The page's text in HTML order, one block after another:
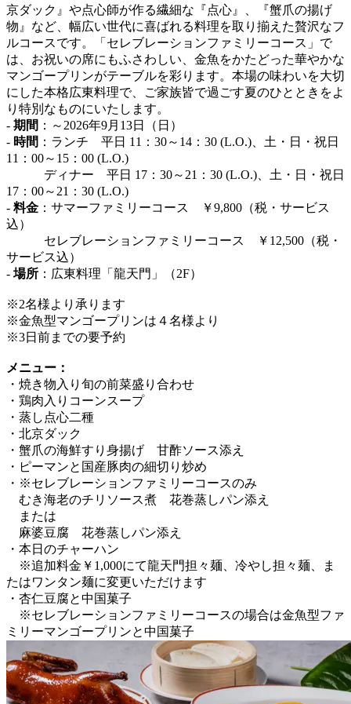
京ダック』や点心師が作る繊細な『点心』、『蟹爪の揚げ
物』など、幅広い世代に喜ばれる料理を取り揃えた贅沢なフ
ルコースです。「セレブレーションファミリーコース」で
は、お祝いの席にもふさわしい、金魚をかたどった華やかな
マンゴープリンがテーブルを彩ります。本場の味わいを大切
にした本格広東料理で、ご家族皆で過ごす夏のひとときをよ
り特別なものにいたします。
- 期間 ：～2026年9月13日（日）
- 時間 ：ランチ 平日 11：30～14：30 (L.O.)、土・日・祝日
11：00～15：00 (L.O.)
ディナー 平日 17：30～21：30 (L.O.)、土・日・祝日
17：00～21：30 (L.O.)
- 料金 ：サマーファミリーコース ￥9,800（税・サービス
込）
セレブレーションファミリーコース ￥12,500（税・
サービス込）
- 場所 ：広東料理「龍天門」（2F）
※2名様より承ります
※金魚型マンゴープリンは４名様より
※3日前までの要予約
メニュー：
・焼き物入り旬の前菜盛り合わせ
・鶏肉入りコーンスープ
・蒸し点心二種
・北京ダック
・蟹爪の海鮮すり身揚げ 甘酢ソース添え
・ピーマンと国産豚肉の細切り炒め
・※セレブレーションファミリーコースのみ
むき海老のチリソース煮 花巻蒸しパン添え
または
麻婆豆腐 花巻蒸しパン添え
・本日のチャーハン
※追加料金￥1,000にて龍天門担々麺、冷やし担々麺、ま
たはワンタン麺に変更いただけます
・杏仁豆腐と中国菓子
※セレブレーションファミリーコースの場合は金魚型ファ
ミリーマンゴープリンと中国菓子